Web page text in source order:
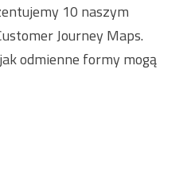
10 naszym
Journey Maps.
odmienne formy mogą